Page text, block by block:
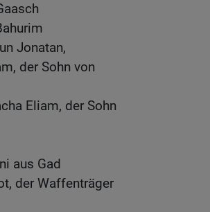
Jonatan,
der Sohn von
Eliam, der Sohn
aus Gad
der Waffenträger